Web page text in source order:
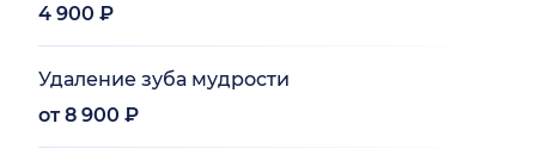
4 900 ₽
Удаление зуба мудрости
от 8 900 ₽